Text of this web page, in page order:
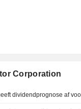
Corporation